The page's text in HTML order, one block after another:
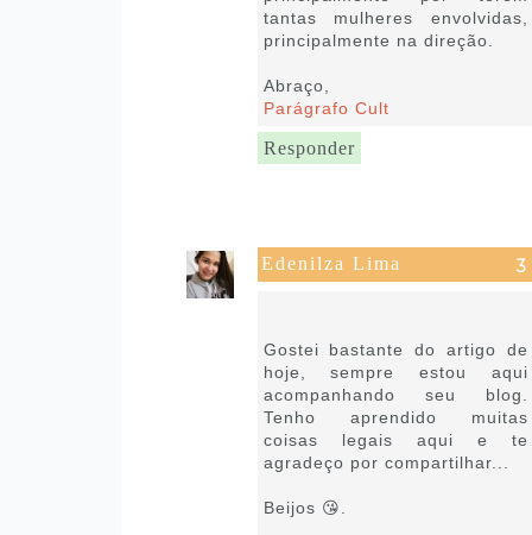
tantas mulheres envolvidas,
principalmente na direção.
Abraço,
Parágrafo Cult
Responder
Edenilza Lima
Gostei bastante do artigo de
hoje, sempre estou aqui
acompanhando seu blog.
Tenho aprendido muitas
coisas legais aqui e te
agradeço por compartilhar...
Beijos 😘.